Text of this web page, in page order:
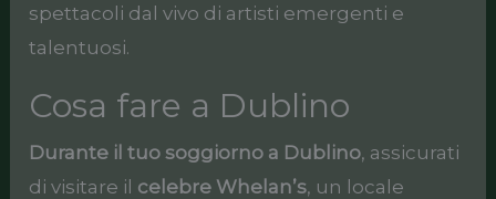
spettacoli dal vivo di artisti emergenti e
talentuosi.
Cosa fare a Dublino
Durante il tuo soggiorno a Dublino, assicurati
di visitare il celebre Whelan’s, un locale